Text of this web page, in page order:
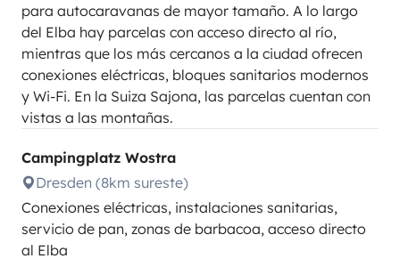
para autocaravanas de mayor tamaño. A lo largo
del Elba hay parcelas con acceso directo al río,
mientras que los más cercanos a la ciudad ofrecen
conexiones eléctricas, bloques sanitarios modernos
y Wi-Fi. En la Suiza Sajona, las parcelas cuentan con
vistas a las montañas.
Campingplatz Wostra
Dresden (8km sureste)
Conexiones eléctricas, instalaciones sanitarias,
servicio de pan, zonas de barbacoa, acceso directo
al Elba